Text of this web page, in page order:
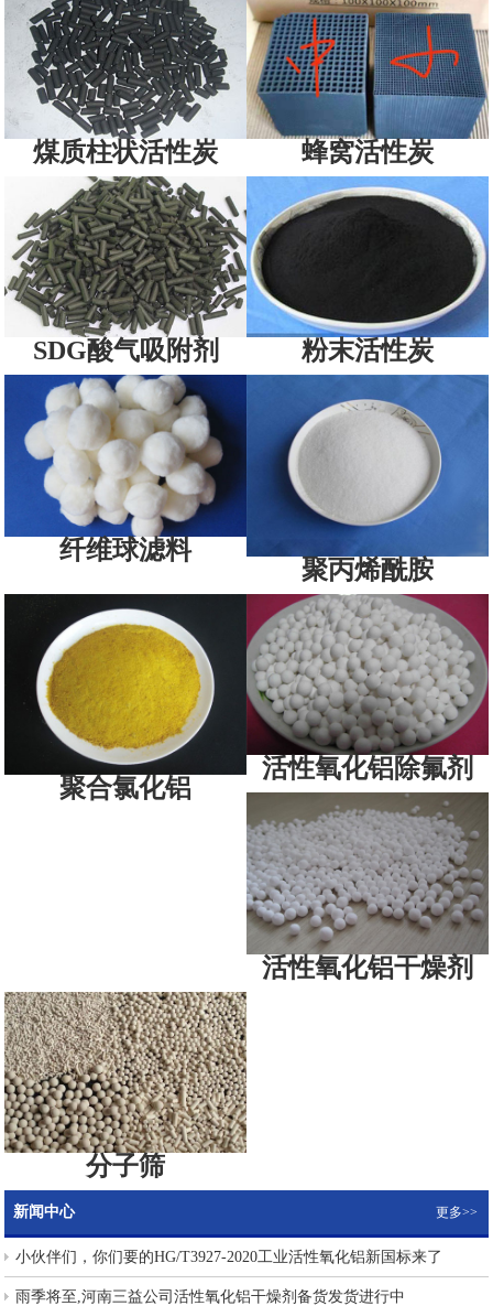
煤质柱状活性炭 蜂窝活性炭
SDG酸气吸附剂 粉末活性炭
纤维球滤料
聚丙烯酰胺
聚合氯化铝
活性氧化铝除氟剂
活性氧化铝干燥剂
分子筛
新闻中心 更多>>
小伙伴们，你们要的HG/T3927-2020工业活性氧化铝新国标来了
雨季将至,河南三益公司活性氧化铝干燥剂备货发货进行中